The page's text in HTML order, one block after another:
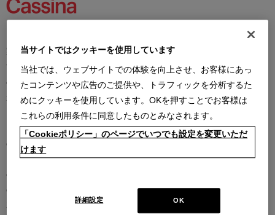
カッシーナは創業以来、インテリアの未来をデザインし続けてきた
家具業界では数少ないリーディングブランドとして知られていま
す。17世紀、イタリアで誕生したカッシーナは、教会の木製チェア
の製造に始まり、その後豪華客船の内装などを手掛け、技術力を確
かなものとしました。1927年にチェーザレ・カッシーナとウンベル
ト・カッシーナによってカッシーナ社が設立されると、5０年代には
モダンファーニチャーの分野へと転身、その後多くの製品が世界中
の最も重要な美術館にコレクションされるなど、その完成度とデザ
イン性は高い評価を得ています。この普遍的なクオリティを支える
のは、高水準のテクノロジーとアルチザン（職人）の技術の継承と
の見事な融合であり、また、永年をかけ築きあげられた歴史と信
頼、それを保ちながらも革新的に続けられる斬新で大胆な製品開発
当サイトではクッキーを使用しています
当社では、ウェブサイトでの体験を向上させ、お客様にあっ
たコンテンツや広告のご提供や、トラフィックを分析するた
めにクッキーを使用しています。OKを押すことでお客様は
これらの利用条件に同意したものとみなされます。
「Cookieポリシー」のページでいつでも設定を変更いただ
けます
OK
詳細設定